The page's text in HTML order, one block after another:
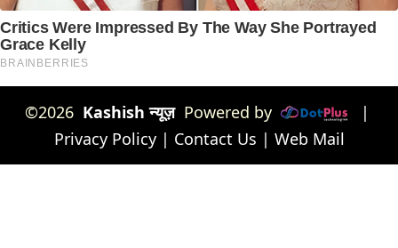
©2026 Kashish न्यूज़ Powered by
|
Privacy Policy | Contact Us | Web Mail